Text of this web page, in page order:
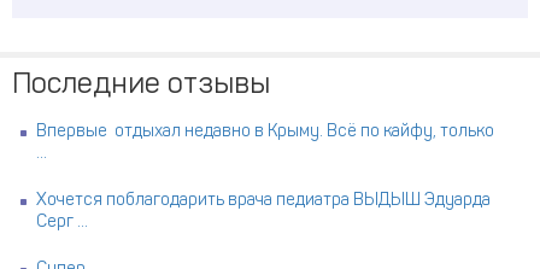
Последние отзывы
Впервые отдыхал недавно в Крыму. Всё по кайфу, только
...
Хочется поблагодарить врача педиатра ВЫДЫШ Эдуарда
Серг ...